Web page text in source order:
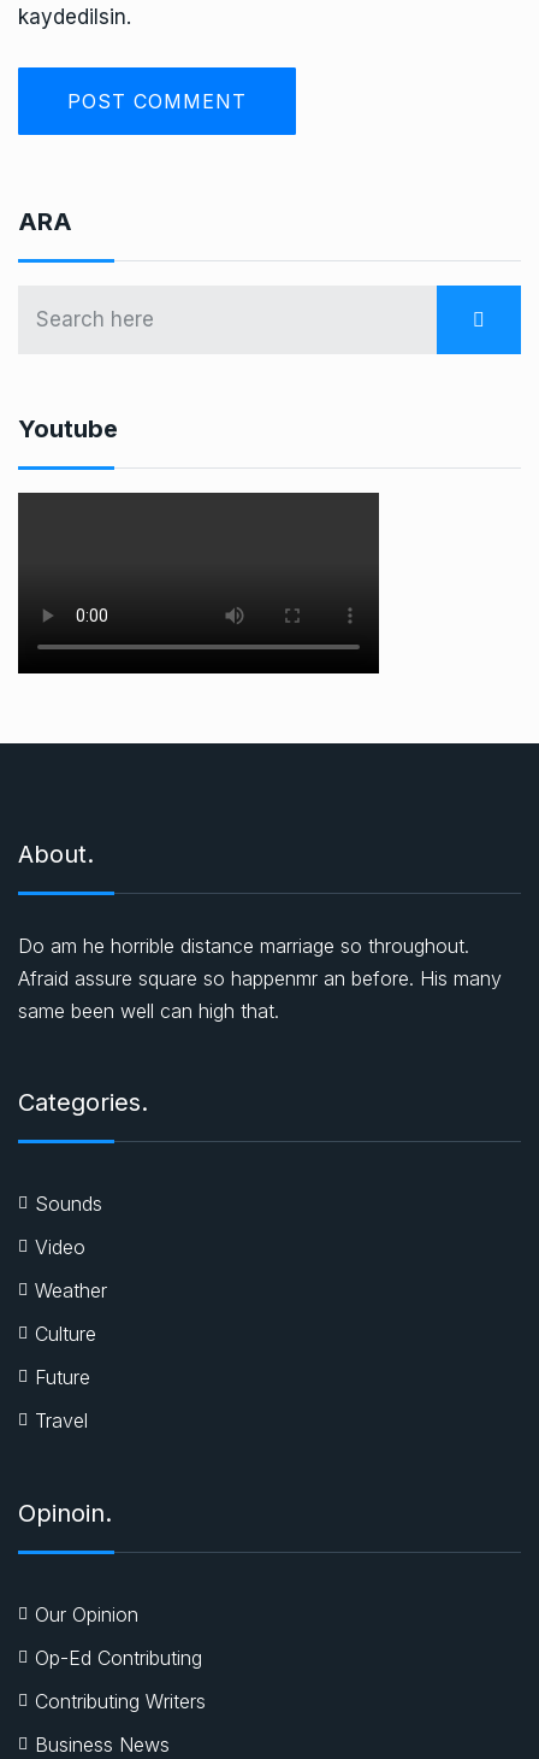
kaydedilsin.
ARA
Youtube
About.
Do am he horrible distance marriage so throughout.
Afraid assure square so happenmr an before. His many
same been well can high that.
Categories.
Sounds
Video
Weather
Culture
Future
Travel
Opinoin.
Our Opinion
Op-Ed Contributing
Contributing Writers
Business News